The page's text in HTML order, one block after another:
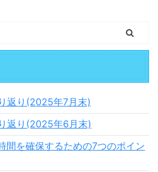
返り(2025年7月末)
返り(2025年6月末)
間を確保するための7つのポイン